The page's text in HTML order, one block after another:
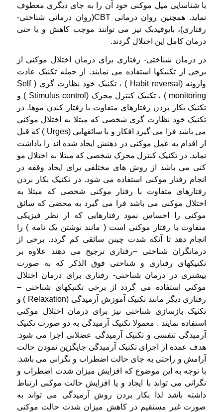
با شناسایی میل موکنی خود آن را به جای دیگری معطوف
نماید. همچنین روان درمانی CBT(روان درمانی شناختی-
رفتاری)، بایوفیدبک نیز می توانند موجب کاهش و یا حتی
درمان کامل این اختلال گردند.
در درمان شناختی- رفتاری برای درمان اختلال موکنی از
برخی از تکنیکها استفاده می نمایند. از جمله تکنیک عادت
وارونه (Habit reversal ) ، تکنیک خود نظارت گری ( Self
monitoring ) ، تکنیک کنترل محرک (Stimulus control ) و
تکنیک بکار بردن رفتارهای متفاوت با رفتار کندن موها. در
تکنیک خود نظارت گری شخصی که مبتلا به اختلال موکنی
می باشد فرا می گیرد افکار و یا سائقهایی (Urges ) که قبل
از اقدام به عمل موکنی در ذهنش ایجاد شده اند را یاداشت
نماید. در تکنیک کنترل محرک شخصی که مبتلا به اختلال مو
کنی می باشد از روش های مختلفی برای ایجاد وقفه در
انجام رفتار موکنی استفاده می شود. در تکنیک بکار بردن
رفتارهای متفاوت با رفتار موکنی شخصی که مبتلا به
اختلال موکنی می باشد فرا می گیرد به محضی که سائق
موکنی را احساس نمود رفتارهایی که از نظر فیزیکی
متفاوت با رفتار موکنی است ( مانند نوشتن یک نامه ) را
انجام دهد تا آنکه شدت چینن سائقی کم گردد. برخی از
درمانگران شناختی –رفتاری ترجیح می دهند علاوه بر
تکنیکهای رفتاری و شناختی فوق الذکر که به صورت
بیشتری در درمان شناختی- رفتاری برای درمان اختلال
موکنی استفاده می گردد از برخی تکنیکهای شناختی –
رفتاری دیگر مانند تکنیک آموزش آرمیدگی (Relaxation ) و
تکنیک بازسازی شناختی نیز برای درمان اختلال موکنی
استفاده نمایند . معمولا تکنیک آرمیدگی به دو صورت تکنیک
آرمیدگی تنفسی و تکنیک آرمیدگی عضلانی اجرا می شود.
هدف عمده از اجرای تکنیک آرمیدگی جایگزین نمودن حالت
آرامش و راحتی به جای حالت اضطراب و نگرانی می باشد.
با توجه به این موضوع که افزایش میزان شدت اضطراب و
نگرانی می تواند با ایجاد و یا افزایش حالت موکنی ارتباط
داشته باشد لذا بکار بردن روش آرمیدگی می تواند به
صورت غیر مستقیم در کاهش میزان شدت حالت موکنی